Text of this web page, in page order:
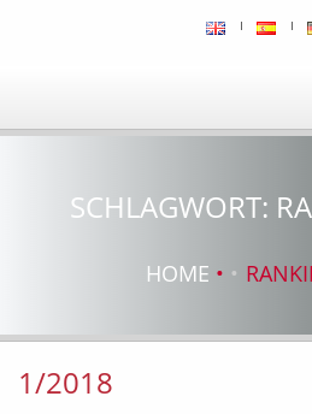
SCHLAGWORT:
HOME
1/2018